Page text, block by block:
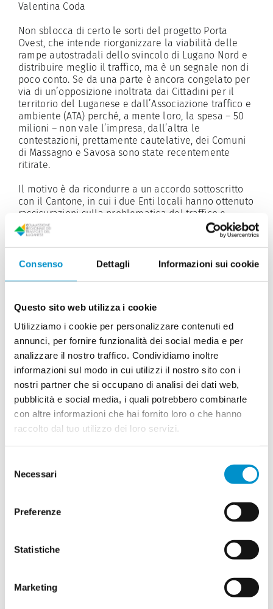
Consenso Dettagli Informazioni sui cookie
Questo sito web utilizza i cookie
Utilizziamo i cookie per personalizzare contenuti ed
annunci, per fornire funzionalità dei social media e per
analizzare il nostro traffico. Condividiamo inoltre
informazioni sul modo in cui utilizzi il nostro sito con i
nostri partner che si occupano di analisi dei dati web,
pubblicità e social media, i quali potrebbero combinarle
con altre informazioni che hai fornito loro o che hanno
raccolto dal tuo utilizzo dei loro servizi.
delNecessari
Preferenze
Statistiche
Marketing
Valentina Coda
Non sblocca di certo le sorti del progetto Porta
Ovest, che intende riorganizzare la viabilità delle
rampe autostradali dello svincolo di Lugano Nord e
distribuire meglio il traffico, ma è un segnale non di
poco conto. Se da una parte è ancora congelato per
via di un’opposizione inoltrata dai Cittadini per il
territorio del Luganese e dall’Associazione traffico e
ambiente (ATA) perché, a mente loro, la spesa – 50
milioni – non vale l’impresa, dall’altra le
contestazioni, prettamente cautelative, dei Comuni
di Massagno e Savosa sono state recentemente
ritirate.
Il motivo è da ricondurre a un accordo sottoscritto
con il Cantone, in cui i due Enti locali hanno ottenuto
rassicurazioni sulla problematica del traffico e
alcune misure complementari volte a migliorare la
qualità paesaggistica, ambientale e urbana. Come
ad esempio l’impatto fonico sul centro Valgersa e la
possibilità, per Savosa, di introdurre il 30 all’ora su
oggetto con la messa in funzione della Porta Ovest.
Ma anche l’assegnazione di un diritto di prelazione a
Massagno e Savosa nell’acquisto dei terreni
comprendenti il «ricciolo » autostradale e gli
scorpori situati tra il Valgersa e la futura pista
ciclabile.
Richieste accolte
Il cosiddetto progetto Porta Ovest, lo ricordiamo,
mira a rivedere i flussi di traffico fra la piana del
Vedeggio e Lugano, introducendo il doppio senso di
declassandole a strada cantonale. Massagno e
sti non tanto al progetto in sé, che è sempre stato
considerato adeguato alle esigenze di
preciso intento di sedersi al tavolo con il Cantone e
avanzare delle richieste. Richieste che sono state
contestazioni. Savosa, ad esempio, aveva anche
chiesto al Cantone di sostenere un progetto di